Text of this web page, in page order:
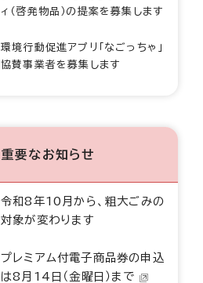
ィ（啓発物品）の提案を募集します
環境行動促進アプリ「なごっちゃ」
協賛事業者を募集します
重要なお知らせ
令和8年10月から、粗大ごみの
対象が変わります
プレミアム付電子商品券の申込
は8月14日（金曜日）まで